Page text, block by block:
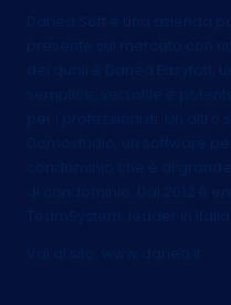
Danea Soft è una azienda
presente sul mercato con
dei quali è Danea Easyfatt,
semplice, versatile e
per i professionisti. Un altro
Domostudio, un software
condominio che è di
di condominio. Dal 2012 è
TeamSystem, leader in
Vai al sito:
www.danea.it